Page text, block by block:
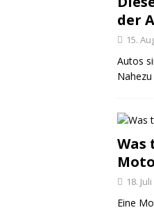
der
15.
Autos
Was
18.
Eine